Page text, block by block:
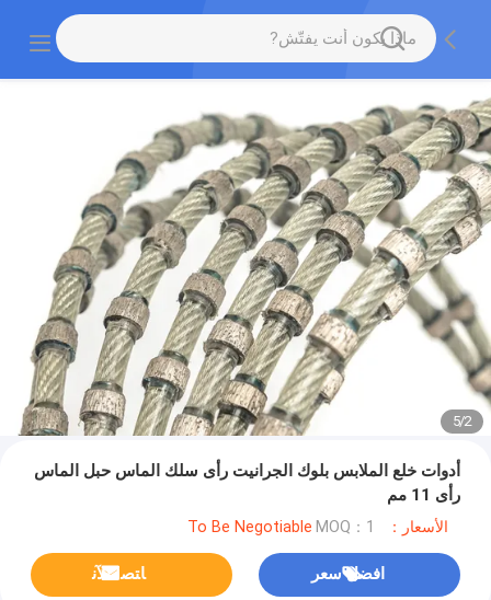
2
/
5
أدوات خلع الملابس بلوك الجرانيت رأى سلك الماس حبل الماس
رأى 11 مم
الأسعار：To Be Negotiable MOQ：1
افضل سعر ﺎﺘﺼﻟ ﺍﻶﻧ